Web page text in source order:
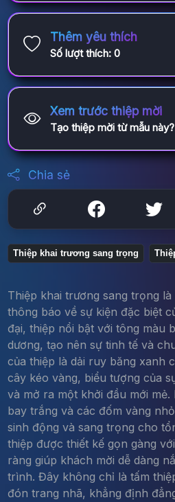
Thêm yêu thích
Số lượt thích: 0
Xem trước thiệp mời
Tạo thiệp mời từ mẫu này?
Chia sẻ
Thiệp khai trương sang trọng
Thiệp khai trương sang trọng
thông báo về sự kiện đặc biệt
đại, thiệp nổi bật với tông màu
dương, tạo nên sự tinh tế và
của thiệp là dải ruy băng xanh
cây kéo vàng, biểu tượng của
và mở ra một khởi đầu mới
bay trắng và các đốm vàng
sinh động và sang trọng cho
thiệp được thiết kế gọn gàng
ràng giúp khách mời dễ dàng
trình. Đây không chỉ là tấm
đón trang nhã, khẳng định